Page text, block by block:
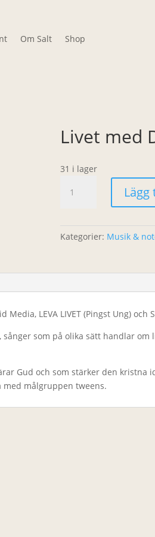
Om Salt Shop
Livet med
31 i lager
med
Nothäfte
Kategorier: Musik &
LEVA LIVET (Pingst Ung) och
som på olika sätt handlar om
Gud och som stärker den kristna
målgruppen tweens.